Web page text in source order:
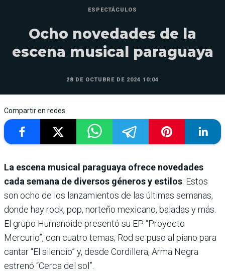
ESPECTÁCULOS
Ocho novedades de la
escena musical paraguaya
28 DE OCTUBRE DE 2024 10:04
Compartir en redes
La escena musical paraguaya ofrece novedades
cada semana de diversos géneros y estilos. Estos
son ocho de los lanzamientos de las últimas semanas,
donde hay rock, pop, norteño mexicano, baladas y más.
El grupo Humanoide presentó su EP “Proyecto
Mercurio”, con cuatro temas; Rod se puso al piano para
cantar “El silencio” y, desde Cordillera, Arma Negra
estrenó “Cerca del sol”.